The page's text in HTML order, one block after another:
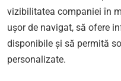
vizibilitatea companiei în
ușor de navigat, să ofere
disponibile și să permită
personalizate.